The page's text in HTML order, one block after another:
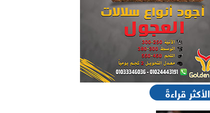
الأكثر قراءةً